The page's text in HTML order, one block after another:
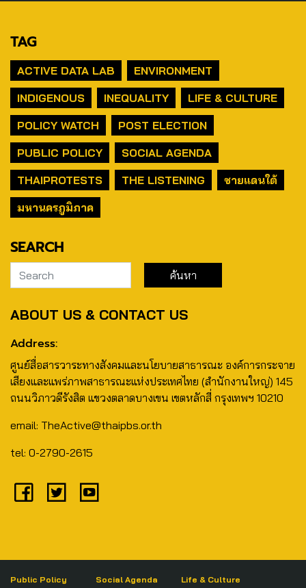
TAG
ACTIVE DATA LAB
ENVIRONMENT
INDIGENOUS
INEQUALITY
LIFE & CULTURE
POLICY WATCH
POST ELECTION
PUBLIC POLICY
SOCIAL AGENDA
THAIPROTESTS
THE LISTENING
ชายแดนใต้
มหานครภูมิภาค
SEARCH
ABOUT US & CONTACT US
Address:
ศูนย์สื่อสารวาระทางสังคมและนโยบายสาธารณะ องค์การกระจาย
เสียงและแพร่ภาพสาธารณะแห่งประเทศไทย (สำนักงานใหญ่) 145
ถนนวิภาวดีรังสิต แขวงตลาดบางเขน เขตหลักสี่ กรุงเทพฯ 10210
email: TheActive@thaipbs.or.th
tel: 0-2790-2615
Public Policy
Social Agenda
Life & Culture